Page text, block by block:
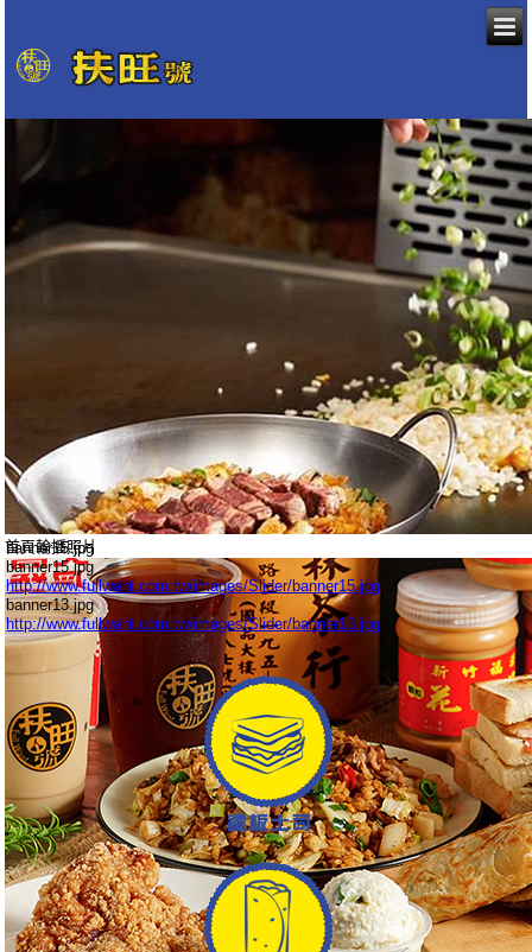
banner15.jpg
首頁輪播照片
banner15.jpg
http://www.fullwant.com.tw/images/Slider/banner15.jpg
banner13.jpg
http://www.fullwant.com.tw/images/Slider/banner13.jpg